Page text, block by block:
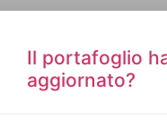
Il portafoglio
aggiornato?